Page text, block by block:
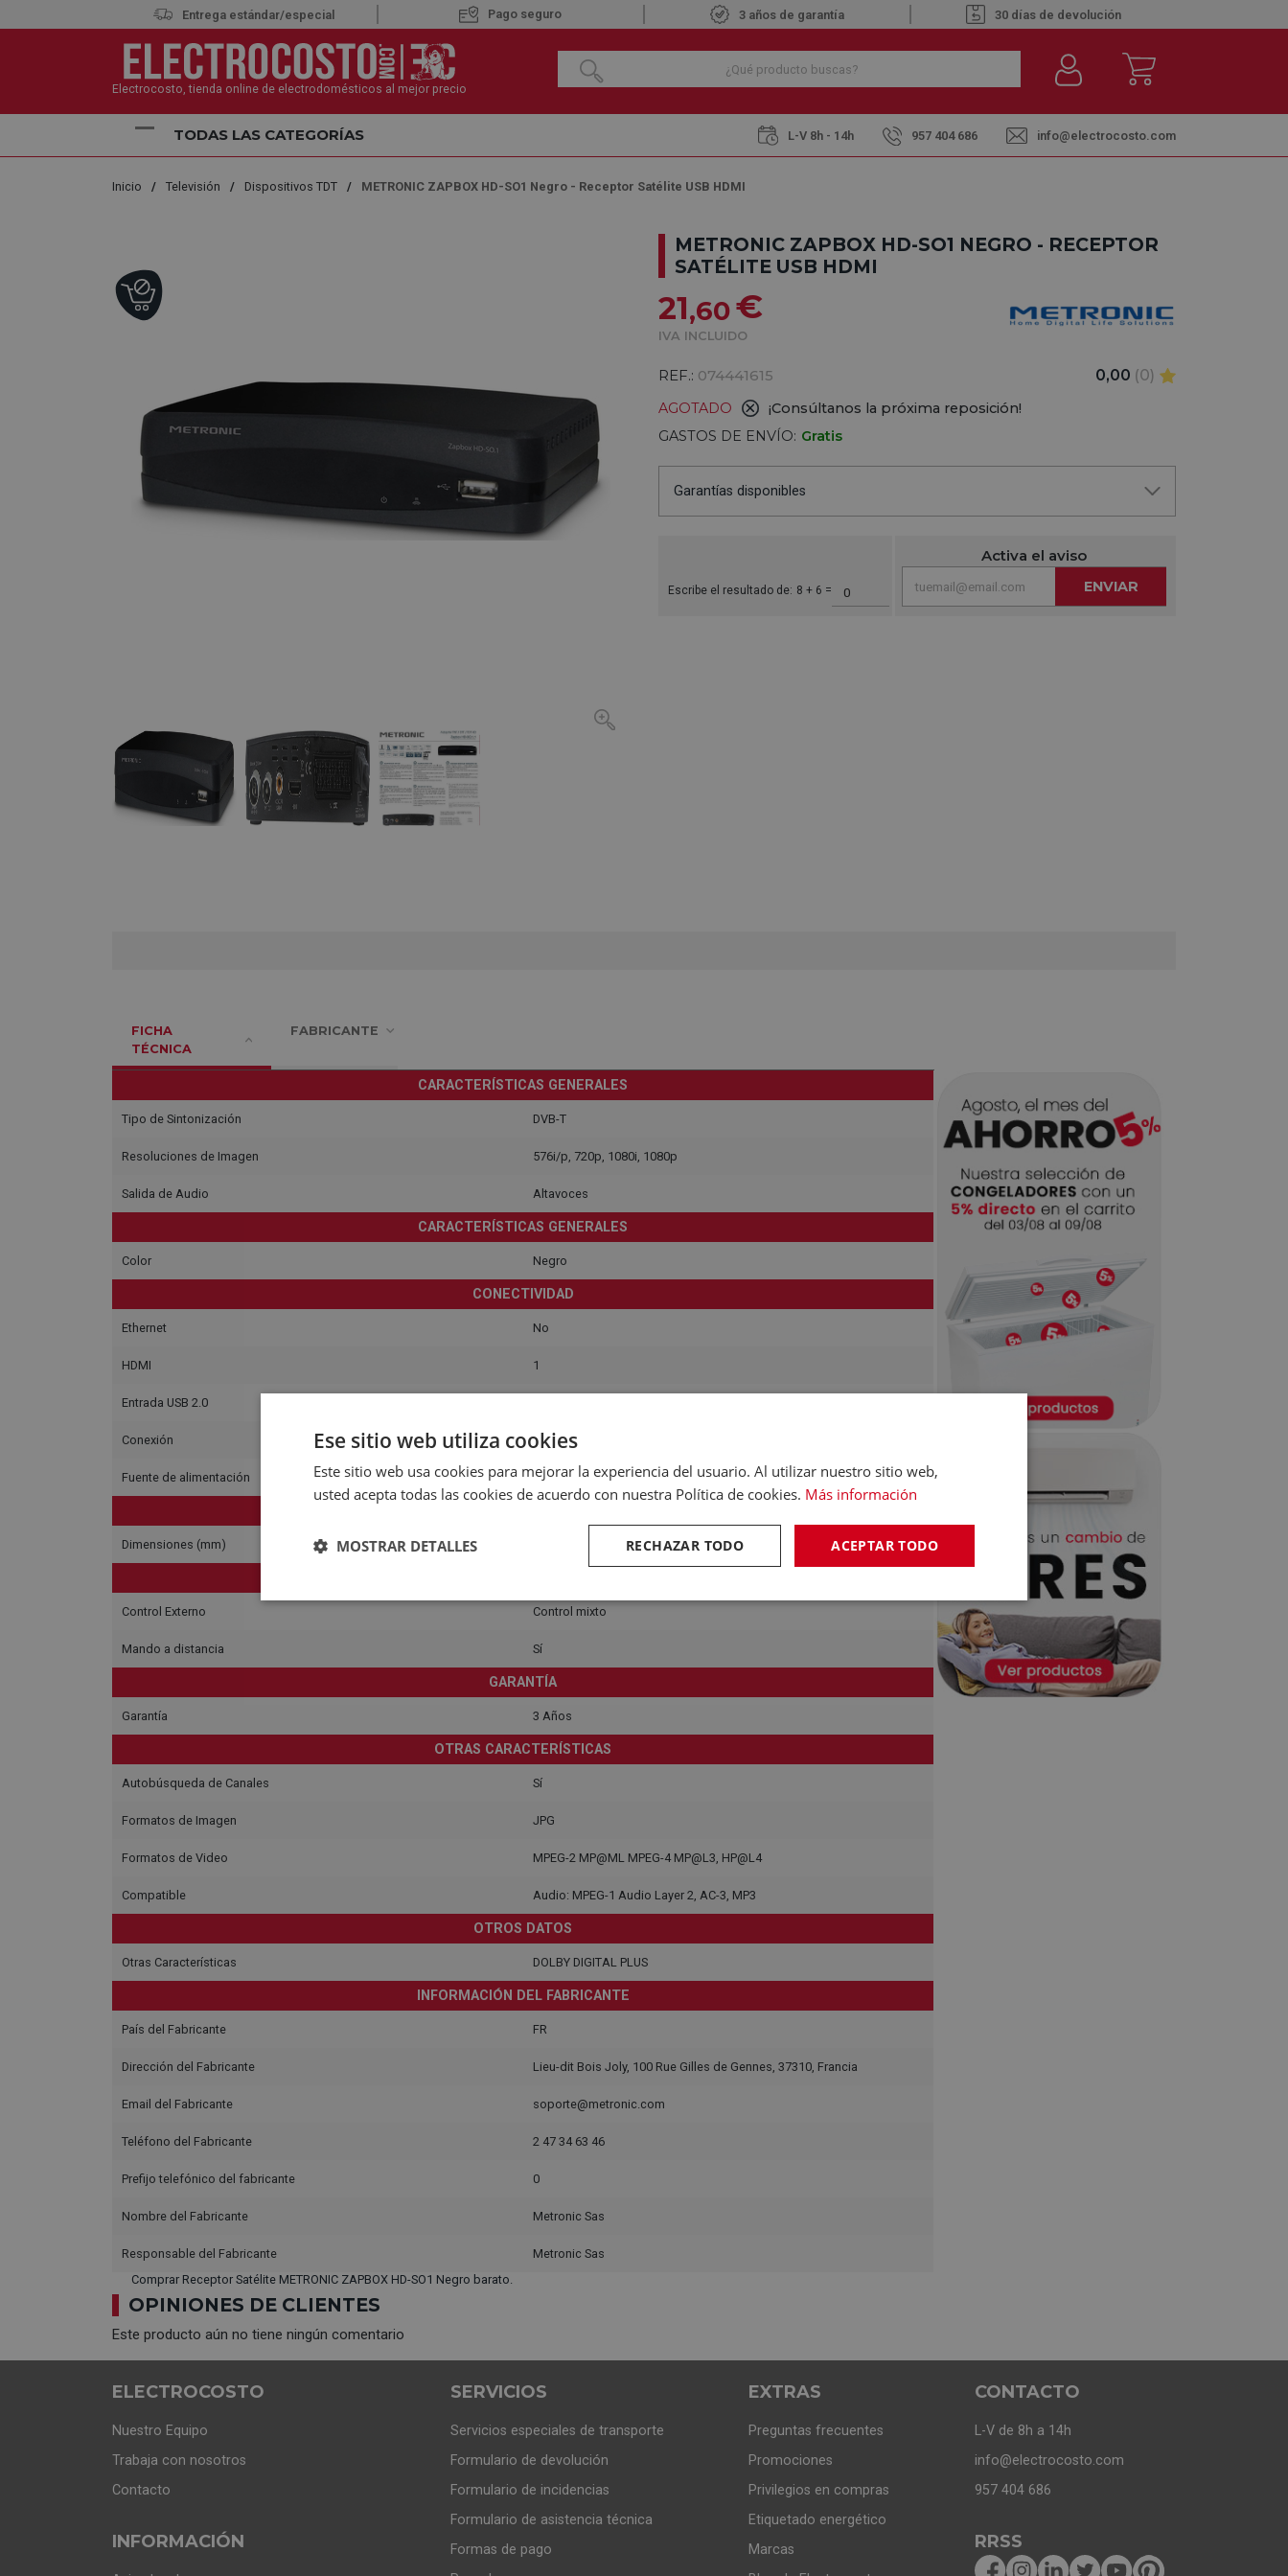
Entrega estándar/especial Pago seguro 3 años de garantía 30 días de devolución
Electrocosto, tienda online de electrodomésticos al mejor precio
TODAS LAS CATEGORÍAS L-V 8h - 14h 957 404 686 info@electrocosto.com
Inicio Televisión Dispositivos TDT METRONIC ZAPBOX HD-SO1 Negro - Receptor Satélite USB HDMI
METRONIC ZAPBOX HD-SO1 NEGRO - RECEPTOR
SATÉLITE USB HDMI
21,60€
IVA INCLUIDO
REF.: 074441615 0,00 (0)
AGOTADO
¡Consúltanos la próxima reposición!
GASTOS DE ENVÍO: Gratis
Garantías disponibles
Escribe el resultado de: 8 + 6 =
Activa el aviso
ENVIAR
FICHA
TÉCNICA
FABRICANTE
CARACTERÍSTICAS GENERALES
Tipo de Sintonización DVB-T
Resoluciones de Imagen 576i/p, 720p, 1080i, 1080p
Salida de Audio Altavoces
CARACTERÍSTICAS GENERALES
Color Negro
CONECTIVIDAD
Ethernet No
HDMI 1
Entrada USB 2.0
Conexión USB - HDMI, euroconector (TV, aux), salida s/pdif
Fuente de alimentación 230V
Dimensiones (mm)
Control Externo Control mixto
Mando a distancia Sí
GARANTÍA
Garantía 3 Años
OTRAS CARACTERÍSTICAS
Autobúsqueda de Canales Sí
Formatos de Imagen JPG
Formatos de Video MPEG-2 MP@ML MPEG-4 MP@L3, HP@L4
Compatible Audio: MPEG-1 Audio Layer 2, AC-3, MP3
OTROS DATOS
Otras Características DOLBY DIGITAL PLUS
INFORMACIÓN DEL FABRICANTE
País del Fabricante FR
Dirección del Fabricante Lieu-dit Bois Joly, 100 Rue Gilles de Gennes, 37310, Francia
Email del Fabricante soporte@metronic.com
Teléfono del Fabricante 2 47 34 63 46
Prefijo telefónico del fabricante 0
Nombre del Fabricante Metronic Sas
Responsable del Fabricante
Metronic Sas
Comprar Receptor Satélite METRONIC ZAPBOX HD-SO1 Negro barato.
OPINIONES DE CLIENTES
Este producto aún no tiene ningún comentario
ELECTROCOSTO
Nuestro Equipo
Trabaja con nosotros
Contacto
INFORMACIÓN
SERVICIOS
Servicios especiales de transporte
Formulario de devolución
Formulario de incidencias
Formulario de asistencia técnica
Formas de pago
EXTRAS
Preguntas frecuentes
Promociones
Privilegios en compras
Etiquetado energético
Marcas
CONTACTO
L-V de 8h a 14h
info@electrocosto.com
957 404 686
RRSS
Ese sitio web utiliza cookies
Este sitio web usa cookies para mejorar la experiencia del usuario. Al utilizar nuestro sitio web,
usted acepta todas las cookies de acuerdo con nuestra Política de cookies. Más información
ACEPTAR TODO
RECHAZAR TODO
MOSTRAR DETALLES